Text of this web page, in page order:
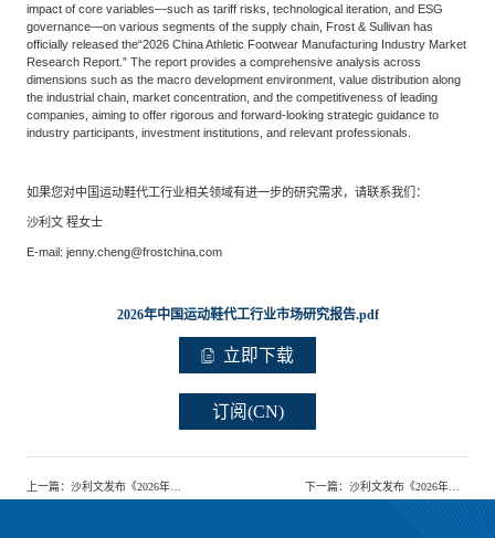
园林绿化 商业航空
impact of core variables—such as tariff risks, technological iteration, and ESG
governance—on various segments of the supply chain, Frost & Sullivan has
officially released the“2026 China Athletic Footwear Manufacturing Industry Market
Research Report.” The report provides a comprehensive analysis across
dimensions such as the macro development environment, value distribution along
the industrial chain, market concentration, and the competitiveness of leading
companies, aiming to offer rigorous and forward-looking strategic guidance to
industry participants, investment institutions, and relevant professionals.
如果您对中国运动鞋代工行业相关领域有进一步的研究需求，请联系我们：
沙利文 程女士
E-mail: jenny.cheng@frostchina.com
2026年中国运动鞋代工行业市场研究报告.pdf
立即下载
订阅(CN)
上一篇： 沙利文发布《2026年全球及中国跑步鞋行业独立研究报告》 下一篇： 沙利文发布《2026年眼镜镜片行业研究报告》